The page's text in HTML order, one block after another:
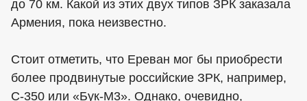
до 70 км. Какой из этих двух типов ЗРК заказала
Армения, пока неизвестно.
Стоит отметить, что Ереван мог бы приобрести
более продвинутые российские ЗРК, например,
С-350 или «Бук-М3». Однако, очевидно,